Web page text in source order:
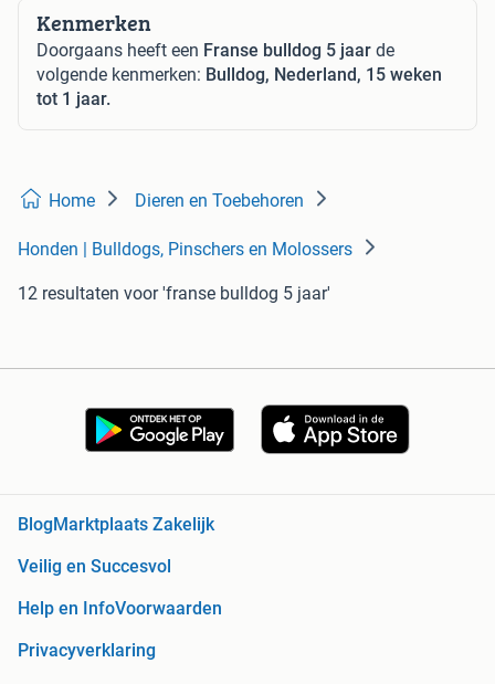
Kenmerken
Doorgaans heeft een Franse bulldog 5 jaar de
volgende kenmerken: Bulldog, Nederland, 15 weken
tot 1 jaar.
Home Dieren en Toebehoren
Honden | Bulldogs, Pinschers en Molossers
12 resultaten voor 'franse bulldog 5 jaar'
Blog Marktplaats Zakelijk
Veilig en Succesvol
Help en InfoVoorwaarden
Privacyverklaring